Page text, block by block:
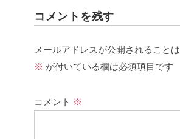
コメントを残す
メールアドレスが公開されることは
※ が付いている欄は必須項目です
コメント ※